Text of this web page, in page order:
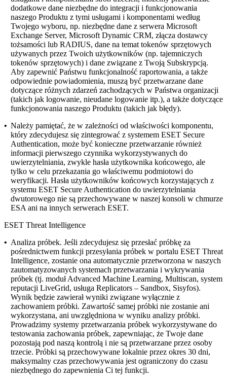
dodatkowe dane niezbędne do integracji i funkcjonowania
naszego Produktu z tymi usługami i komponentami według
Twojego wyboru, np. niezbędne dane z serwera Microsoft
Exchange Server, Microsoft Dynamic CRM, złącza dostawcy
tożsamości lub RADIUS, dane na temat tokenów sprzętowych
używanych przez Twoich użytkowników (np. tajemniczych
tokenów sprzętowych) i dane związane z Twoją Subskrypcją.
Aby zapewnić Państwu funkcjonalność raportowania, a także
odpowiednie powiadomienia, muszą być przetwarzane dane
dotyczące różnych zdarzeń zachodzących w Państwa organizacji
(takich jak logowanie, nieudane logowanie itp.), a także dotyczące
funkcjonowania naszego Produktu (takich jak błędy).
• Należy pamiętać, że w zależności od właściwości komponentu,
który zdecydujesz się zintegrować z systemem ESET Secure
Authentication, może być konieczne przetwarzanie również
informacji pierwszego czynnika wykorzystywanych do
uwierzytelniania, zwykle hasła użytkownika końcowego, ale
tylko w celu przekazania go właściwemu podmiotowi do
weryfikacji. Hasła użytkowników końcowych korzystających z
systemu ESET Secure Authentication do uwierzytelniania
dwutorowego nie są przechowywane w naszej konsoli w chmurze
ESA ani na innych serwerach ESET.
ESET Threat Intelligence
• Analiza próbek. Jeśli zdecydujesz się przesłać próbkę za
pośrednictwem funkcji przesyłania próbek w portalu ESET Threat
Intelligence, zostanie ona automatycznie przetworzona w naszych
zautomatyzowanych systemach przetwarzania i wykrywania
próbek (tj. moduł Advanced Machine Learning, Multiscan, system
reputacji LiveGrid, usługa Replicators – Sandbox, Sisyfos).
Wynik będzie zawierał wyniki związane wyłącznie z
zachowaniem próbki. Zawartość samej próbki nie zostanie ani
wykorzystana, ani uwzględniona w wyniku analizy próbki.
Prowadzimy systemy przetwarzania próbek wykorzystywane do
testowania zachowania próbek, zapewniając, że Twoje dane
pozostają pod naszą kontrolą i nie są przetwarzane przez osoby
trzecie. Próbki są przechowywane lokalnie przez okres 30 dni,
maksymalny czas przechowywania jest ograniczony do czasu
niezbędnego do zapewnienia Ci tej funkcji.